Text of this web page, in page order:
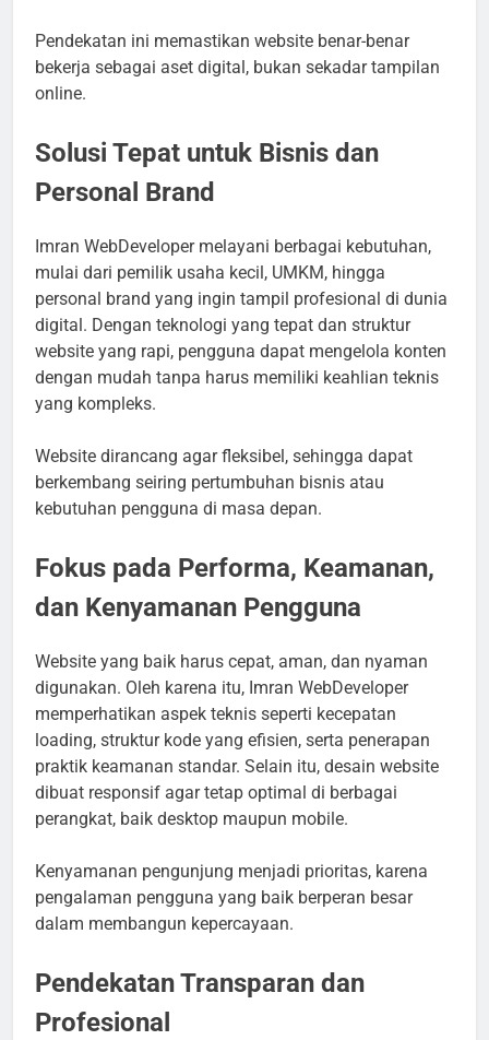
Pendekatan ini memastikan website benar-benar
bekerja sebagai aset digital, bukan sekadar tampilan
online.
Solusi Tepat untuk Bisnis dan
Personal Brand
Imran WebDeveloper melayani berbagai kebutuhan,
mulai dari pemilik usaha kecil, UMKM, hingga
personal brand yang ingin tampil profesional di dunia
digital. Dengan teknologi yang tepat dan struktur
website yang rapi, pengguna dapat mengelola konten
dengan mudah tanpa harus memiliki keahlian teknis
yang kompleks.
Website dirancang agar fleksibel, sehingga dapat
berkembang seiring pertumbuhan bisnis atau
kebutuhan pengguna di masa depan.
Fokus pada Performa, Keamanan,
dan Kenyamanan Pengguna
Website yang baik harus cepat, aman, dan nyaman
digunakan. Oleh karena itu, Imran WebDeveloper
memperhatikan aspek teknis seperti kecepatan
loading, struktur kode yang efisien, serta penerapan
praktik keamanan standar. Selain itu, desain website
dibuat responsif agar tetap optimal di berbagai
perangkat, baik desktop maupun mobile.
Kenyamanan pengunjung menjadi prioritas, karena
pengalaman pengguna yang baik berperan besar
dalam membangun kepercayaan.
Pendekatan Transparan dan
Profesional